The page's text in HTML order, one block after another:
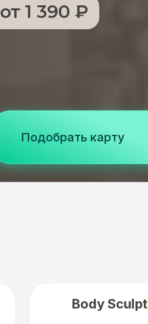
от 1 390 ₽
Подобрать карту
Body Sculpt